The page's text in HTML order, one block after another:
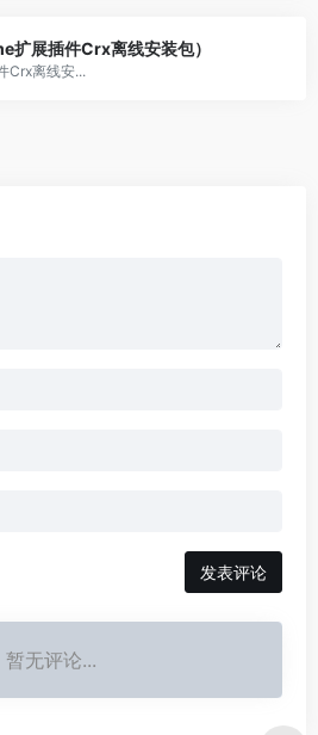
展插件Crx离线安装包）
Crx离线安...
暂无评论...